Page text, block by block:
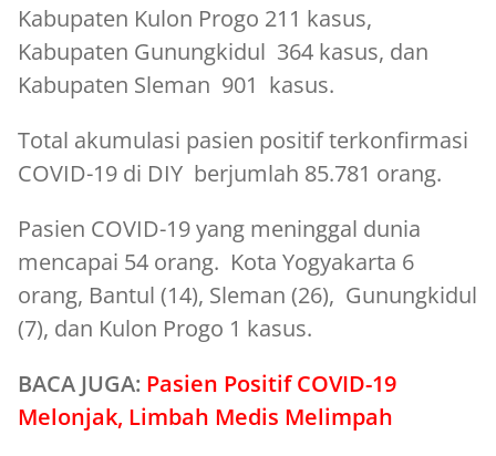
Kabupaten Kulon Progo 211 kasus,
Kabupaten Gunungkidul 364 kasus, dan
Kabupaten Sleman 901 kasus.
Total akumulasi pasien positif terkonfirmasi
COVID-19 di DIY berjumlah 85.781 orang.
Pasien COVID-19 yang meninggal dunia
mencapai 54 orang. Kota Yogyakarta 6
orang, Bantul (14), Sleman (26), Gunungkidul
(7), dan Kulon Progo 1 kasus.
BACA JUGA: Pasien Positif COVID-19
Melonjak, Limbah Medis Melimpah